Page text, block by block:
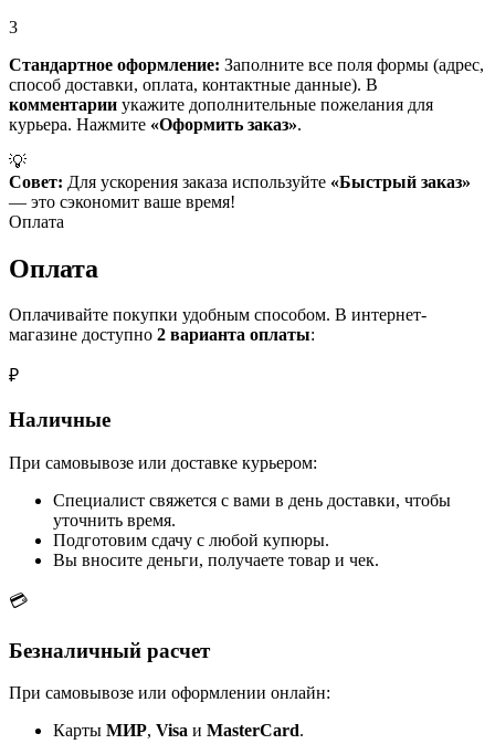
3
Стандартное оформление: Заполните все поля формы (адрес,
способ доставки, оплата, контактные данные). В
комментарии укажите дополнительные пожелания для
курьера. Нажмите «Оформить заказ».
💡
Совет: Для ускорения заказа используйте «Быстрый заказ»
— это сэкономит ваше время!
Оплата
Оплата
Оплачивайте покупки удобным способом. В интернет-
магазине доступно 2 варианта оплаты:
₽
Наличные
При самовывозе или доставке курьером:
Специалист свяжется с вами в день доставки, чтобы
уточнить время.
Подготовим сдачу с любой купюры.
Вы вносите деньги, получаете товар и чек.
💳
Безналичный расчет
При самовывозе или оформлении онлайн:
Карты МИР, Visa и MasterCard.